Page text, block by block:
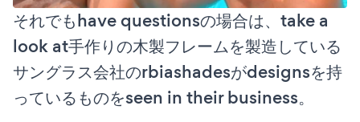
それでもhave questionsの場合は、take a
look at手作りの木製フレームを製造している
サングラス会社のrbiashadesがdesignsを持
っているものをseen in their business。